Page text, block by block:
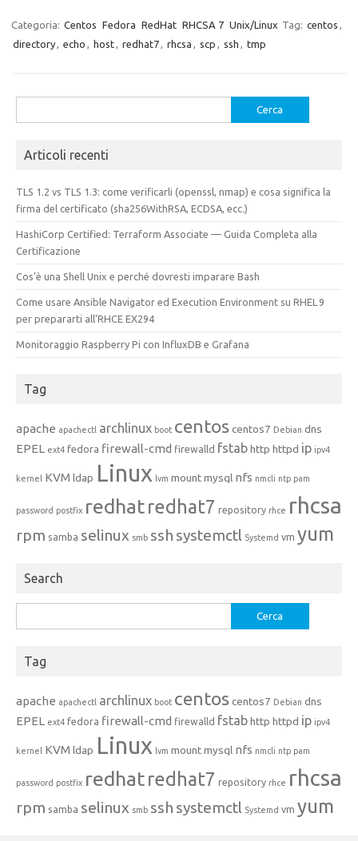
Categoria: Centos Fedora RedHat RHCSA 7 Unix/Linux Tag: centos ,
directory, echo , host, redhat7, rhcsa , scp , ssh , tmp
per:
Articoli recenti
TLS 1.2 vs TLS 1.3: come verificarli (openssl, nmap) e cosa significa la
firma del certificato (sha256WithRSA, ECDSA, ecc.)
HashiCorp Certified: Terraform Associate — Guida Completa alla
Certificazione
Cos’è una Shell Unix e perché dovresti imparare Bash
Come usare Ansible Navigator ed Execution Environment su RHEL 9
per prepararti all’RHCE EX294
Monitoraggio Raspberry Pi con InfluxDB e Grafana
Tag
apache apachectl archlinux boot centoscentos7 Debian dns
EPEL ext4 fedora firewall-cmd firewalld fstabhttp httpd ip ipv4
kernel KVM ldap Linux lvm mountmysql nfs nmcli ntp pam
password postfix redhatredhat7 repository rhce rhcsa
rpm samba selinux smb ssh systemctl Systemd vm yum
Search
per:
Tag
apache apachectl archlinux boot centoscentos7 Debian dns
EPEL ext4 fedora firewall-cmd firewalld fstabhttp httpd ip ipv4
kernel KVM ldap Linux lvm mountmysql nfs nmcli ntp pam
password postfix redhatredhat7 repository rhce rhcsa
rpm samba selinux smb ssh systemctl Systemd vm yum